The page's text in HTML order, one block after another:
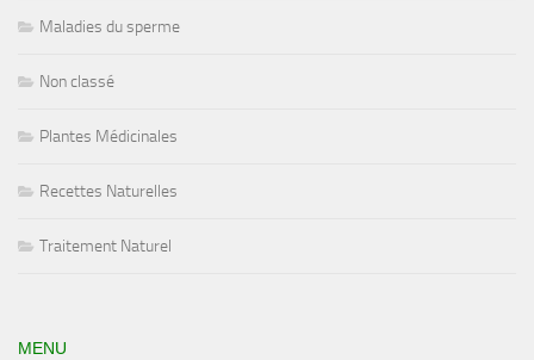
Maladies du sperme
Non classé
Plantes Médicinales
Recettes Naturelles
Traitement Naturel
MENU